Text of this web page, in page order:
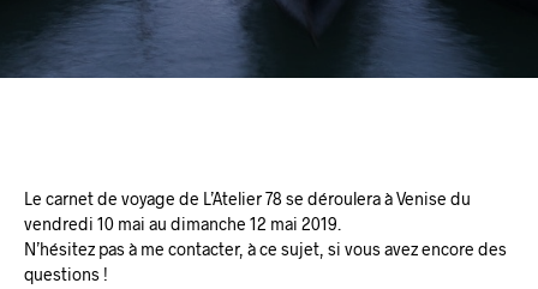
Le carnet de voyage de L’Atelier 78 se déroulera à Venise du
vendredi 10 mai au dimanche 12 mai 2019.
N’hésitez pas à me contacter, à ce sujet, si vous avez encore des
questions !